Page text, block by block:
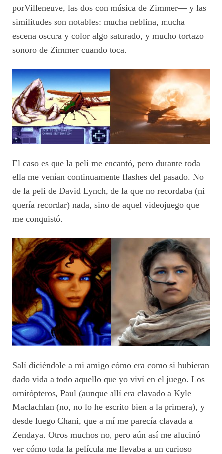
porVilleneuve, las dos con música de Zimmer— y las
similitudes son notables: mucha neblina, mucha
escena oscura y color algo saturado, y mucho tortazo
sonoro de Zimmer cuando toca.
El caso es que la peli me encantó, pero durante toda
ella me venían continuamente flashes del pasado. No
de la peli de David Lynch, de la que no recordaba (ni
quería recordar) nada, sino de aquel videojuego que
me conquistó.
Salí diciéndole a mi amigo cómo era como si hubieran
dado vida a todo aquello que yo viví en el juego. Los
ornitópteros, Paul (aunque allí era clavado a Kyle
Maclachlan (no, no lo he escrito bien a la primera), y
desde luego Chani, que a mí me parecía clavada a
Zendaya. Otros muchos no, pero aún así me alucinó
ver cómo toda la película me llevaba a un curioso